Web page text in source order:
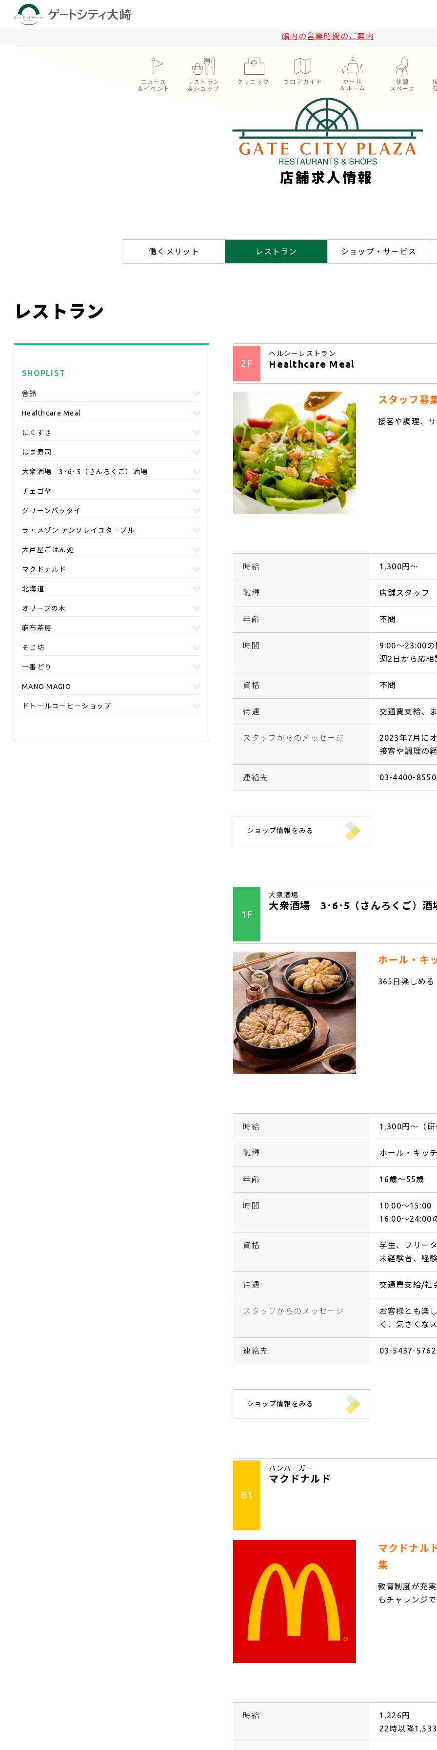
館内の営業時間のご案内
ニュース
＆イベント
レストラン
＆ショップ
クリニック フロアガイド
ホール
＆ルーム
休憩
スペース
店舗求人情報
働くメリット レストラン ショップ・サービス
レストラン
SHOPLIST
舎鈴
Healthcare Meal
にくずき
はま寿司
大衆酒場 3･6･5（さんろくご）酒場
チェゴヤ
グリーンパッタイ
ラ・メゾン アンソレイユターブル
大戸屋ごはん処
マクドナルド
北海道
オリーブの木
麻布茶房
そじ坊
一番どり
MANO MAGIO
ドトールコーヒーショップ
2F
ヘルシーレストラン
Healthcare Meal
スタッフ募
接客や調理、
時給 1,300円～
職種 店舗スタッフ
年齢 不問
時間
9:00～23:00の
週2日から応相
資格 不問
待遇 交通費支給、
スタッフからのメッセージ
2023年7月に
接客や調理の
連絡先 03-4400-8550
ショップ情報をみる
1F
大衆酒場
大衆酒場 3･6･5（さんろくご）酒
ホール・キ
365日楽しめる
時給 1,300円～（研
職種 ホール・キッ
年齢 16歳～55歳
時間
10:00～15:00
16:00～24:00
資格
学生、フリー
未経験者、経
待遇 交通費支給/社
スタッフからのメッセージ
お客様とも楽
く、気さくな
連絡先 03-5437-5762
ショップ情報をみる
B1
ハンバーガー
マクドナルド
マクドナル
集
教育制度が充
もチャレンジで
時給
1,226円
22時以降